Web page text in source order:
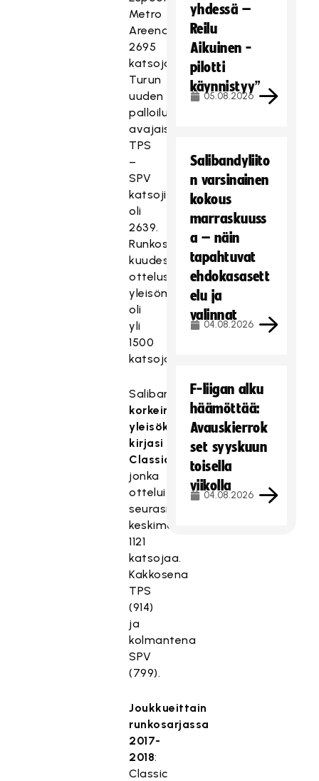
Metro
Areenalle
2695
katsojaa.
Turun
uuden
palloiluhallin
avajaisottelussa
TPS
–
SPV
katsojia
oli
2639.
Runkosarjan
kuudessa
ottelussa
yleisömäärä
oli
yli
1500
katsojaa.
Salibandyliigan
korkeimman
yleisökeskiarvon
kirjasi
Classic
jonka
otteluita
seurasi
keskimäärin
1121
katsojaa.
Kakkosena
TPS
(914)
ja
kolmantena
SPV
(799).
Joukkueittain
runkosarjassa
2017-
2018:
Classic
yhdessä –
Reilu
Aikuinen -
pilotti
käynnistyy”
05.08.2026
Salibandyliito
n varsinainen
kokous
marraskuuss
a – näin
tapahtuvat
ehdokasasett
elu ja
valinnat
04.08.2026
F-liigan alku
häämöttää:
Avauskierrok
set syyskuun
toisella
viikolla
04.08.2026